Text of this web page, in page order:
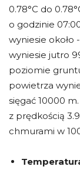
0.78°C do
o godzinie
wyniesie około
wyniesie jutro
poziomie
powietrza
sięgać 10000
z prędkością
chmurami w